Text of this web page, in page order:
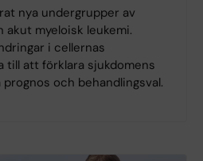
nya undergrupper av
myeloisk leukemi.
i cellernas
till att förklara sjukdomens
och behandlingsval.